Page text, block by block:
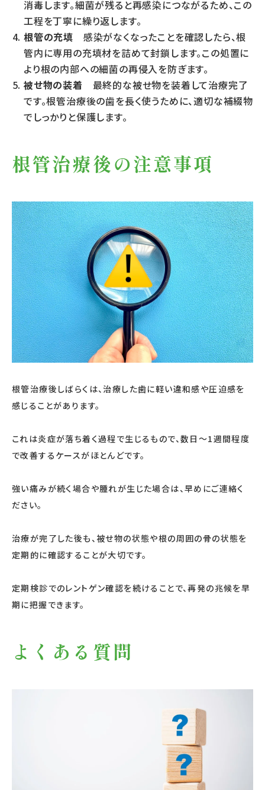
消毒します。細菌が残ると再感染につながるため、この
工程を丁寧に繰り返します。
根管の充填 感染がなくなったことを確認したら、根
管内に専用の充填材を詰めて封鎖します。この処置に
より根の内部への細菌の再侵入を防ぎます。
被せ物の装着 最終的な被せ物を装着して治療完了
です。根管治療後の歯を長く使うために、適切な補綴物
でしっかりと保護します。
根管治療後の注意事項
根管治療後しばらくは、治療した歯に軽い違和感や圧迫感を
感じることがあります。
これは炎症が落ち着く過程で生じるもので、数日〜1週間程度
で改善するケースがほとんどです。
強い痛みが続く場合や腫れが生じた場合は、早めにご連絡く
ださい。
治療が完了した後も、被せ物の状態や根の周囲の骨の状態を
定期的に確認することが大切です。
定期検診でのレントゲン確認を続けることで、再発の兆候を早
期に把握できます。
よくある質問